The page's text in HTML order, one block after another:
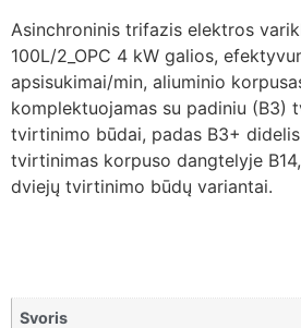
Asinchroninis trifazis elektros
100L/2_OPC 4 kW galios,
apsisukimai/min, aliuminio
komplektuojamas su padiniu (B3)
tvirtinimo būdai, padas B3+
tvirtinimas korpuso dangtelyje
dviejų tvirtinimo būdų variantai.
Svoris